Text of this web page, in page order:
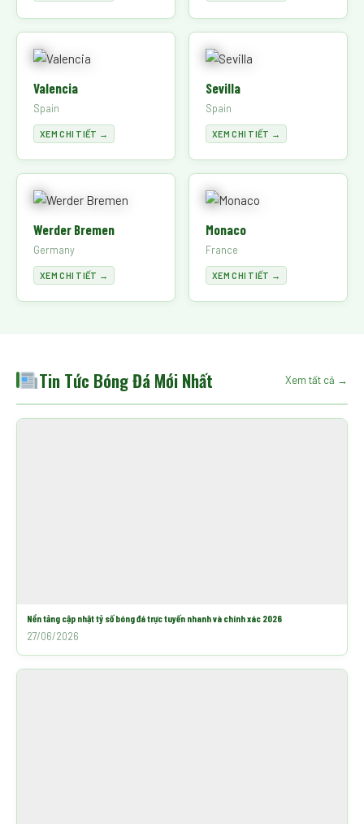
Valencia
Spain
XEM CHI TIẾT →
Sevilla
Spain
XEM CHI TIẾT →
Werder Bremen
Germany
XEM CHI TIẾT →
Monaco
France
XEM CHI TIẾT →
Tin Tức Bóng Đá Mới Nhất Xem tất cả →
Nền tảng cập nhật tỷ số bóng đá trực tuyến nhanh và chính xác 2026
27/06/2026